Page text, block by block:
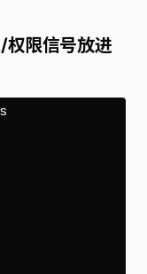
限信号放进